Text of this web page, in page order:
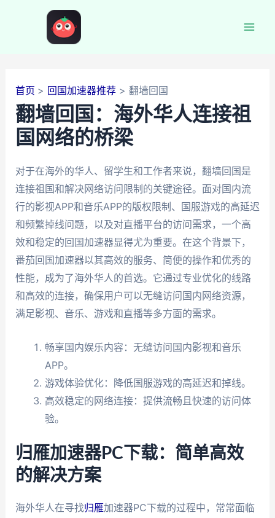
首页 回国加速器推荐 翻墙回国
翻墙回国：海外华人连接祖
国网络的桥梁
对于在海外的华人、留学生和工作者来说，翻墙回国是
连接祖国和解决网络访问限制的关键途径。面对国内流
行的影视APP和音乐APP的版权限制、国服游戏的高延迟
和频繁掉线问题，以及对直播平台的访问需求，一个高
效和稳定的回国加速器显得尤为重要。在这个背景下，
番茄回国加速器以其高效的服务、简便的操作和优秀的
性能，成为了海外华人的首选。它通过专业优化的线路
和高效的连接，确保用户可以无缝访问国内网络资源，
满足影视、音乐、游戏和直播等多方面的需求。
畅享国内娱乐内容：无缝访问国内影视和音乐
APP。
游戏体验优化：降低国服游戏的高延迟和掉线。
高效稳定的网络连接：提供流畅且快速的访问体
验。
归雁加速器PC下载：简单高效
的解决方案
海外华人在寻找归雁加速器PC下载的过程中，常常面临